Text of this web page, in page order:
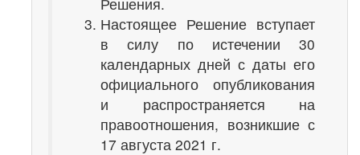
Настоящее Решение вступает
в силу по истечении 30
календарных дней с даты его
официального опубликования
и распространяется на
правоотношения, возникшие с
17 августа 2021 г.